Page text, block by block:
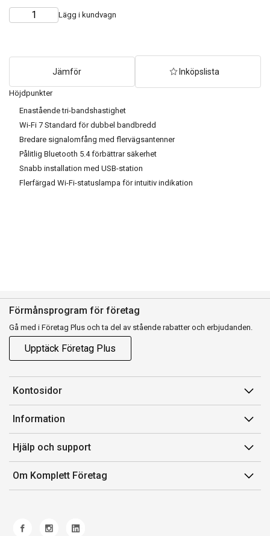
Höjdpunkter
Enastående tri-bandshastighet
Wi-Fi 7 Standard för dubbel bandbredd
Bredare signalomfång med flervägsantenner
Pålitlig Bluetooth 5.4 förbättrar säkerhet
Snabb installation med USB-station
Flerfärgad Wi-Fi-statuslampa för intuitiv indikation
Choose
Quantity Lägg i kundvagn
Jämför Inköpslista
Förmånsprogram för företag
Gå med i Företag Plus och ta del av stående rabatter och erbjudanden.
Upptäck Företag Plus
Kontosidor
Mina sidor
Orderhistorik
Fakturor & Kvitton
Inköpslistor
Information
Försäljningsvillkor
Villkor för Komplett Företag Plus
Felsökning & guider
Hjälp och support
Kontakta oss
Kundservice
Frakt och leverans
Om Komplett Företag